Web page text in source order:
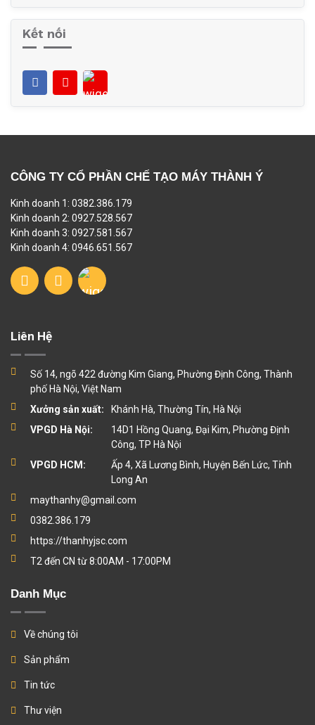
Kết nối
CÔNG TY CỔ PHẦN CHẾ TẠO MÁY THÀNH Ý
Kinh doanh 1: 0382.386.179
Kinh doanh 2: 0927.528.567
Kinh doanh 3: 0927.581.567
Kinh doanh 4: 0946.651.567
Liên Hệ
Số 14, ngõ 422 đường Kim Giang, Phường Định Công, Thành
phố Hà Nội, Việt Nam
Xưởng sản xuất:
Khánh Hà, Thường Tín, Hà Nội
VPGD Hà Nội:
14D1 Hồng Quang, Đại Kim, Phường Định
Công, TP Hà Nội
VPGD HCM:
Ấp 4, Xã Lương Bình, Huyện Bến Lức, Tỉnh
Long An
maythanhy@gmail.com
0382.386.179
https://thanhyjsc.com
T2 đến CN từ 8:00AM - 17:00PM
Danh Mục
Về chúng tôi
Sản phẩm
Tin tức
Thư viện